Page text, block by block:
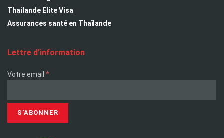
Thailande Elite Visa
Assurances santé en Thaïlande
Lettre d’information
Votre email *